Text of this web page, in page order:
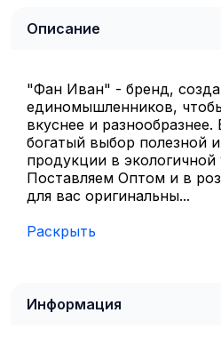
Описание
"Фан Иван" - бренд,
единомышленников,
вкуснее и
богатый выбор полезной
продукции в экологичной
Поставляем Оптом и в
для вас оригинальны...
Раскрыть
Информация